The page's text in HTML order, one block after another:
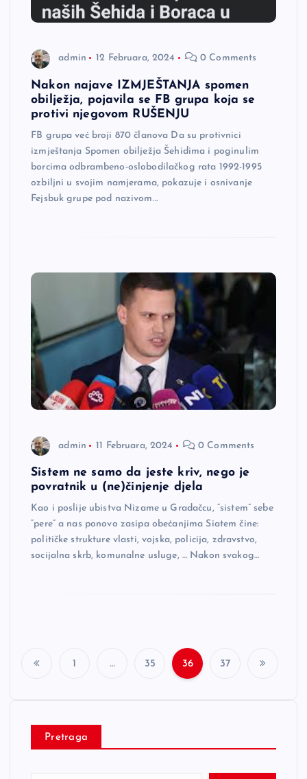
admin 12 Februara, 2024 0 Comments
Nakon najave IZMJEŠTANJA spomen
obilježja, pojavila se FB grupa koja se
protivi njegovom RUŠENJU
FB grupa već broji 870 članova Da su protivnici
izmještanja Spomen obilježja Šehidima i poginulim
borcima odbrambeno-oslobodilačkog rata 1992-1995
ozbiljni u svojim namjerama, pokazuje i osnivanje
Fejsbuk grupe pod nazivom…
admin 11 Februara, 2024 0 Comments
Sistem ne samo da jeste kriv, nego je
povratnik u (ne)činjenje djela
Kao i poslije ubistva Nizame u Gradačcu, “sistem” sebe
“pere” a nas ponovo zasipa obećanjima Siatem čine:
političke strukture vlasti, vojska, policija, zdravstvo,
socijalna skrb, komunalne usluge, … Nakon svakog…
s
1 … 35 36 37
Pretraga